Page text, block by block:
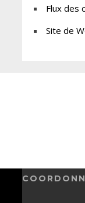
Flux des
Site de